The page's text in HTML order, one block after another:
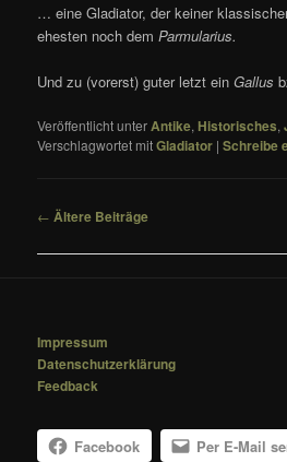
… eine Gladiator, der keiner
ehesten noch demParmularius.
Und zu (vorerst) guter letzt einGallus
Veröffentlicht unterAntike, Historisches,
Verschlagwortet mitGladiator |Schreibe
Beitragsnavigation
← Ältere Beiträge
Impressum
Datenschutzerklärung
Feedback
Facebook Per E-Mail